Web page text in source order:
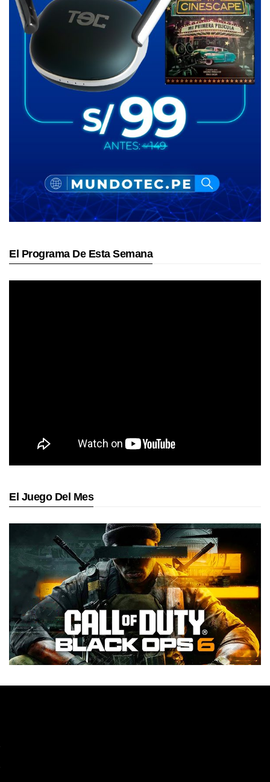
El Programa De Esta Semana
El Juego Del Mes